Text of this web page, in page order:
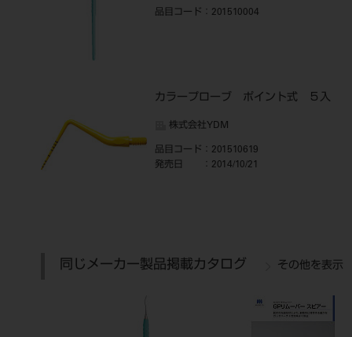
品目コード ：201510004
カラープローブ ポイント式 ５入
株式会社YDM
品目コード ：201510619
発売日
：2014/10/21
同じメーカー製品掲載カタログ その他を表示